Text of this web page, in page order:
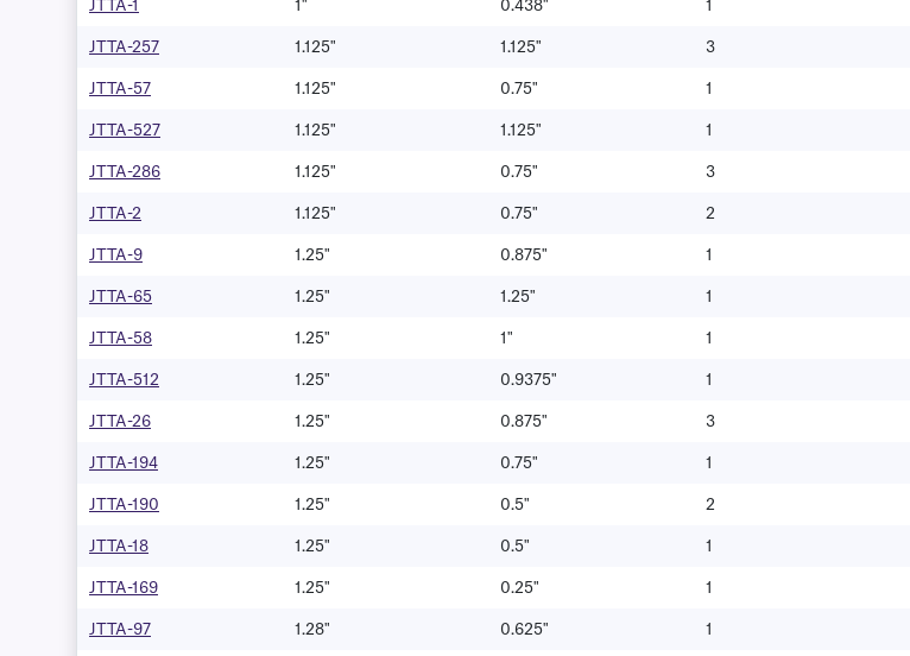
JTTA-1 1" 0.438" 1
JTTA-257 1.125" 1.125" 3
JTTA-57 1.125" 0.75" 1
JTTA-527 1.125" 1.125" 1
JTTA-286 1.125" 0.75" 3
JTTA-2 1.125" 0.75" 2
JTTA-9 1.25" 0.875" 1
JTTA-65 1.25" 1.25" 1
JTTA-58 1.25" 1" 1
JTTA-512 1.25" 0.9375" 1
JTTA-26 1.25" 0.875" 3
JTTA-194 1.25" 0.75" 1
JTTA-190 1.25" 0.5" 2
JTTA-18 1.25" 0.5" 1
JTTA-169 1.25" 0.25" 1
JTTA-97 1.28" 0.625" 1